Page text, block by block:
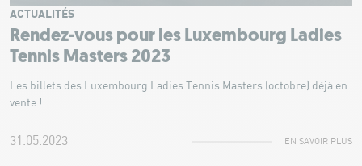
Rendez-vous pour les Luxembourg Ladies
Tennis Masters 2023
ACTUALITÉS
Les billets des Luxembourg Ladies Tennis Masters (octobre) déjà en
vente !
31.05.2023 EN SAVOIR PLUS